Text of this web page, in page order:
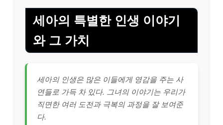
세아의 특별한 인생 이야기
와 그 가치
세아의 인생은 많은 이들에게 영감을 주는 사
연들로 가득 차 있다. 그녀의 이야기는 우리가
직면한 여러 도전과 극복의 과정을 잘 보여준
다.